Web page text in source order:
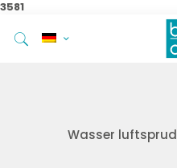
3581
Wasser